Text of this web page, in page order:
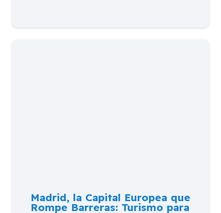
Madrid, la Capital Europea que
Rompe Barreras: Turismo para